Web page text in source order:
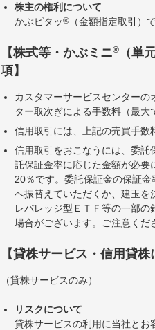
株主の権利について
かぶピタッ® （金額指定取引）
【株式等・かぶミニ®
（単
項】
カスタマーサービスセンター
ター取次ぎによる手数料（最
信用取引には、上記の売買手
信用取引をおこなうには、委
託保証金率に応じた金額が必
20％です。委託保証金の保証
へ振替えていただくか、建玉
レバレッジ型ＥＴＦ等の一部
場合がございます。ご注意くだ
【貸株サービス・信用貸
（貸株サービスのみ）
リスクについて
貸株サービスの利用に当社と